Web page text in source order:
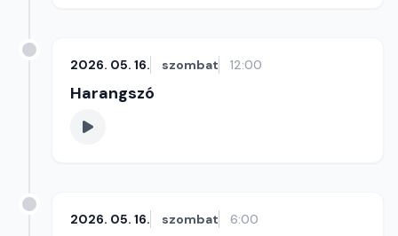
2026. 05. 16. szombat 12:00
Harangszó
2026. 05. 16. szombat 6:00